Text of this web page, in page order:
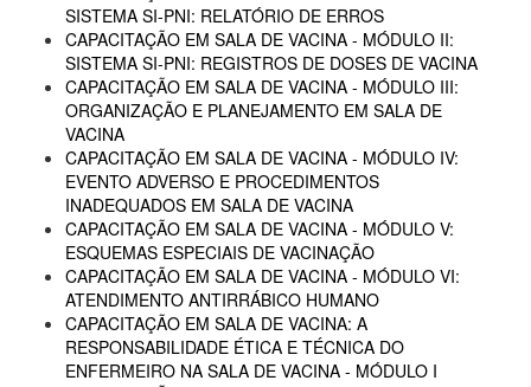
SISTEMA SI-PNI: RELATÓRIO DE ERROS
CAPACITAÇÃO EM SALA DE VACINA - MÓDULO II:
SISTEMA SI-PNI: REGISTROS DE DOSES DE VACINA
CAPACITAÇÃO EM SALA DE VACINA - MÓDULO III:
ORGANIZAÇÃO E PLANEJAMENTO EM SALA DE
VACINA
CAPACITAÇÃO EM SALA DE VACINA - MÓDULO IV:
EVENTO ADVERSO E PROCEDIMENTOS
INADEQUADOS EM SALA DE VACINA
CAPACITAÇÃO EM SALA DE VACINA - MÓDULO V:
ESQUEMAS ESPECIAIS DE VACINAÇÃO
CAPACITAÇÃO EM SALA DE VACINA - MÓDULO VI:
ATENDIMENTO ANTIRRÁBICO HUMANO
CAPACITAÇÃO EM SALA DE VACINA: A
RESPONSABILIDADE ÉTICA E TÉCNICA DO
ENFERMEIRO NA SALA DE VACINA - MÓDULO I